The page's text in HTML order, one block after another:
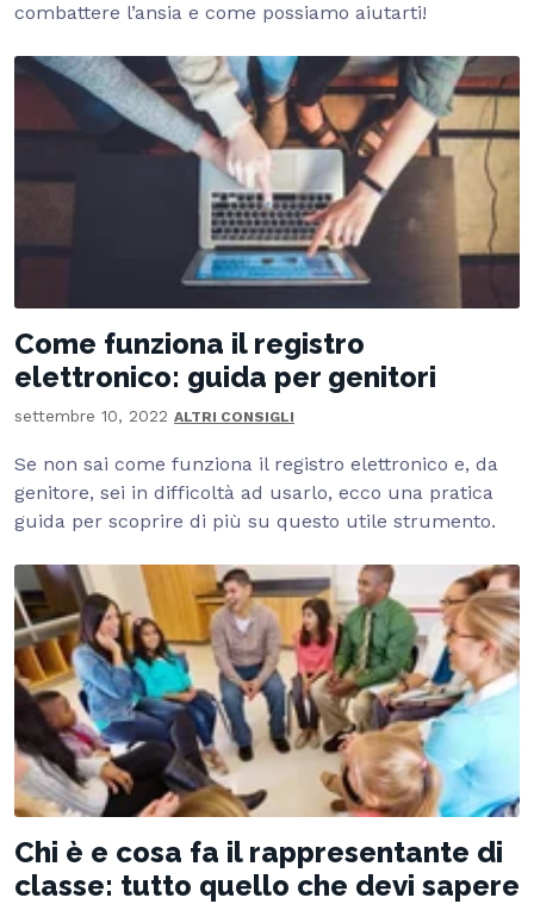
combattere l’ansia e come possiamo aiutarti!
Come funziona il registro
elettronico: guida per genitori
settembre 10, 2022 ALTRI CONSIGLI
Se non sai come funziona il registro elettronico e, da
genitore, sei in difficoltà ad usarlo, ecco una pratica
guida per scoprire di più su questo utile strumento.
Chi è e cosa fa il rappresentante di
classe: tutto quello che devi sapere